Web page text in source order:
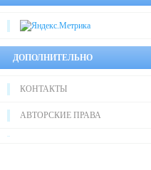
ДОПОЛНИТЕЛЬНО
КОНТАКТЫ
АВТОРСКИЕ ПРАВА